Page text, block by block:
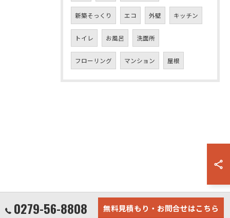
新築そっくり エコ 外壁 キッチン
トイレ お風呂 洗面所
フローリング マンション 屋根
0279-56-8808 無料見積もり・お問合せはこちら